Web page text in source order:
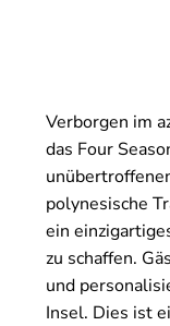
Verborgen im
das Four
polynesische
ein
zu schaffen.
und
Insel. Dies ist